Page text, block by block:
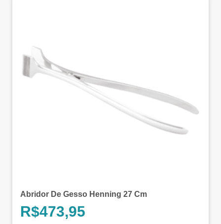
Abridor De Gesso Henning 27 Cm
R$473,95